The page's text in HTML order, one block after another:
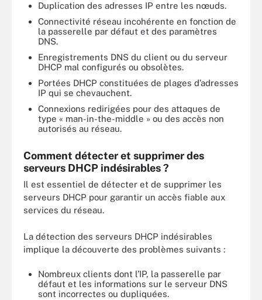
Duplication des adresses IP entre les nœuds.
Connectivité réseau incohérente en fonction de
la passerelle par défaut et des paramètres
DNS.
Enregistrements DNS du client ou du serveur
DHCP mal configurés ou obsolètes.
Portées DHCP constituées de plages d’adresses
IP qui se chevauchent.
Connexions redirigées pour des attaques de
type « man-in-the-middle » ou des accès non
autorisés au réseau.
Comment détecter et supprimer des
serveurs DHCP indésirables ?
Il est essentiel de détecter et de supprimer les
serveurs DHCP pour garantir un accès fiable aux
services du réseau.
La détection des serveurs DHCP indésirables
implique la découverte des problèmes suivants :
Nombreux clients dont l’IP, la passerelle par
défaut et les informations sur le serveur DNS
sont incorrectes ou dupliquées.